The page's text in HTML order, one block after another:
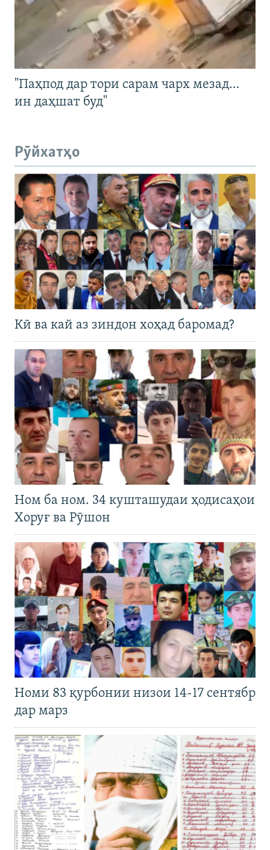
"Паҳпод дар тори сарам чарх мезад…
ин даҳшат буд"
Рӯйхатҳо
Кӣ ва кай аз зиндон хоҳад баромад?
Ном ба ном. 34 кушташудаи ҳодисаҳои
Хоруғ ва Рӯшон
Номи 83 қурбонии низои 14-17 сентябр
дар марз